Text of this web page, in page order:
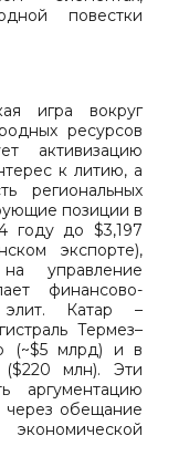
повестки
игра вокруг
ресурсов
активизацию
к литию, а
региональных
позиции в
году до $3,197
экспорте),
управление
финансово-
элит. Катар –
Термез–
(~$5 млрд) и в
($220 млн). Эти
аргументацию
через обещание